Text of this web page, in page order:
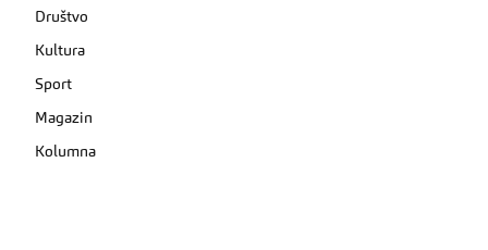
Društvo
Kultura
Sport
Magazin
Kolumna